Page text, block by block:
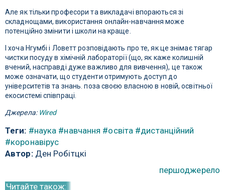
Але як тільки професори та викладачі впораються зі
складнощами, використання онлайн-навчання може
потенційно змінити і школи на краще.
І хоча Нгумбі і Ловетт розповідають про те, як це знімає тягар
чистки посуду в хімічній лабораторії (що, як каже колишній
вчений, насправді дуже важливо для вивчення), це також
може означати, що студенти отримують доступ до
університетів та знань. поза своєю власною в новій, освітньої
екосистемі співпраці.
Джерела: Wired
Теги: #наука #навчання #освіта #дистанційний
#коронавірус
Автор:Ден Робітцкі
першоджерело
Читайте також: